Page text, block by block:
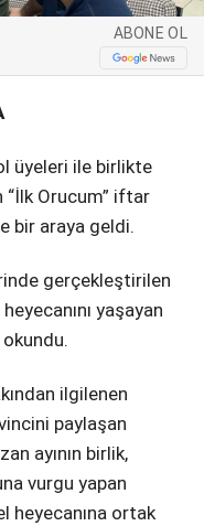
Facebook
Instagram
Youtube
ABONE OL
üyeleri ile birlikte
“İlk Orucum” iftar
bir araya geldi.
gerçekleştirilen
yaşayan
ilgilenen
paylaşan
ayının birlik,
vurgu yapan
heyecanına ortak